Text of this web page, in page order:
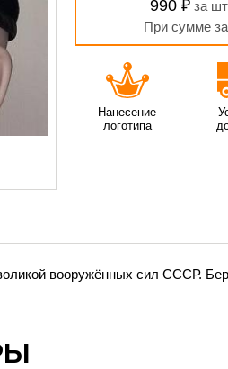
990 ₽ за
При сумме
вооружённых сил СССР.
Нанесение
логотипа